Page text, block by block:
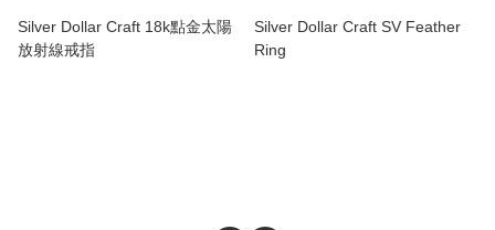
Silver Dollar Craft 18k點金太陽
放射線戒指
Silver Dollar Craft SV Feather
Ring